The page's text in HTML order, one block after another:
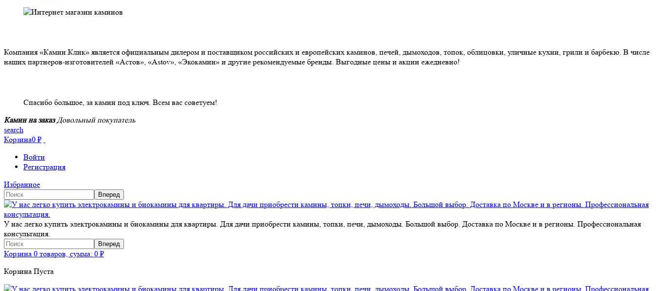
Компания «Камин.Клик» является официальным дилером и поставщиком российских и европейских каминов, печей, дымоходов, топок, облицовки, уличные кухни, грили и барбекю. В числе
наших партнеров-изготовителей «Астов», «Astov», «Экокамин» и другие рекомендуемые бренды. Выгодные цены и акции ежедневно!
Спасибо большое, за камин под ключ. Всем вас советуем!
Камин на заказ Довольный покупатель
search
Корзина0 ₽
Войти
Регистрация
Избранное
У нас легко купить электрокамины и биокамины для квартиры. Для дачи приобрести камины, топки, печи, дымоходы. Большой выбор. Доставка по Москве и в регионы. Профессиональная
консультация.
Корзина 0 товаров, сумма: 0 ₽
Корзина Пуста